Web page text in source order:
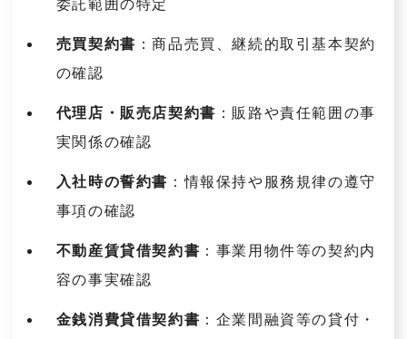
委託範囲の特定
売買契約書 ：商品売買、継続的取引基本契約
の確認
代理店・販売店契約書 ：販路や責任範囲の事
実関係の確認
入社時の誓約書 ：情報保持や服務規律の遵守
事項の確認
不動産賃貸借契約書 ：事業用物件等の契約内
容の事実確認
金銭消費貸借契約書 ：企業間融資等の貸付・